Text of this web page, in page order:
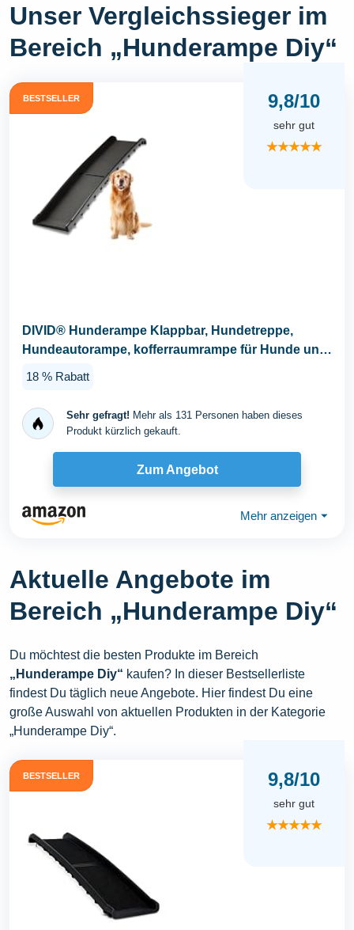
Unser Vergleichssieger im
Bereich „Hunderampe Diy“
BESTSELLER 9,8/10
sehr gut
★★★★★
DIVID® Hunderampe Klappbar, Hundetreppe,
Hundeautorampe, kofferraumrampe für Hunde und
18 % Rabatt
Sehr gefragt! Mehr als 131 Personen haben dieses
Produkt kürzlich gekauft.
Zum Angebot
Mehr anzeigen ⏷
Aktuelle Angebote im
Bereich „Hunderampe Diy“
Du möchtest die besten Produkte im Bereich
„Hunderampe Diy“ kaufen? In dieser Bestsellerliste
findest Du täglich neue Angebote. Hier findest Du eine
große Auswahl von aktuellen Produkten in der Kategorie
„Hunderampe Diy“.
BESTSELLER 9,8/10
sehr gut
★★★★★